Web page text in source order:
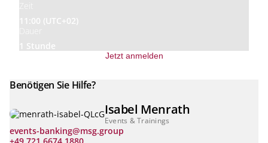
11:00 (UTC+02)
1 Stunde
Jetzt anmelden
Benötigen Sie Hilfe?
Isabel Menrath
Events & Trainings
events-banking@msg.group